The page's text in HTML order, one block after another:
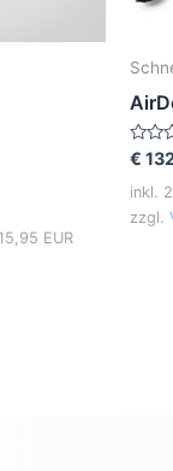
EUR
0
von
5
€
inkl.
zzgl.